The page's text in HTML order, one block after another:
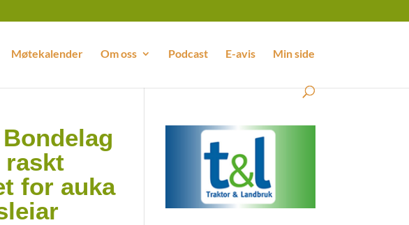
Møtekalender Om oss Podcast E-avis Min side
raskt
for auka